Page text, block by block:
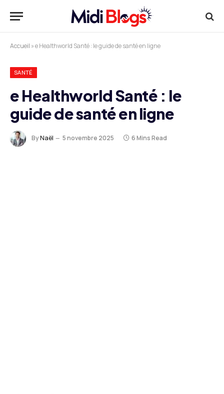
Accueil »e Healthworld Santé : le guide de santé en ligne
SANTÉ
e Healthworld Santé : le
guide de santé en ligne
ByNaël 5 novembre 2025 6 Mins Read